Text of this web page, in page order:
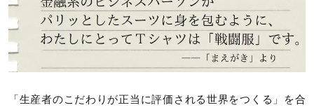
「生産者のこだわりが正当に評価される世界をつくる」を合